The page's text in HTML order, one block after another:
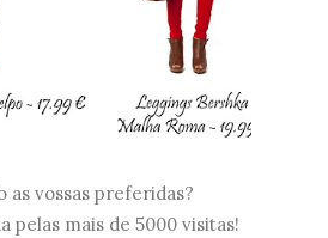
as vossas preferidas?
pelas mais de 5000 visitas!